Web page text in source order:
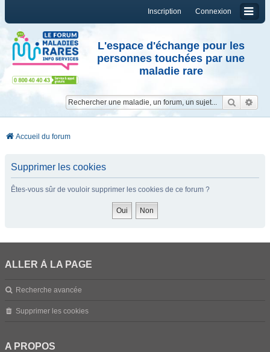
Connexion
Inscription
L'espace d'échange pour les
personnes touchées par une
maladie rare
Accueil du forum
Supprimer les cookies
Êtes-vous sûr de vouloir supprimer les cookies de ce forum ?
ALLER À LA PAGE
Recherche avancée
Supprimer les cookies
A PROPOS